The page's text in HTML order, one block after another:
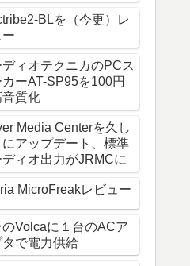
BLを（今更）レ
ー
ディオテクニカのPCス
カーAT-SP95を100円
音質化
Media Centerを久し
アップデート、標準
ディオ出力がJRMCに
MicroFreakレビュー
のVolcaに１台のACア
タで電力供給